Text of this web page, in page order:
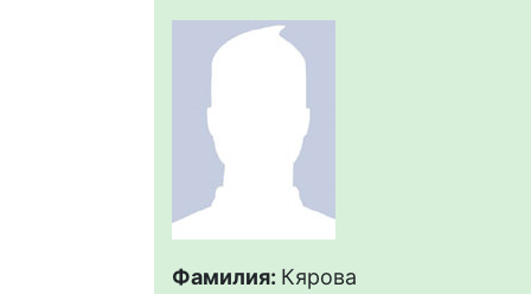
Фамилия: Кярова